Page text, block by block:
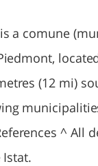
a comune
(12 mi)
^ All